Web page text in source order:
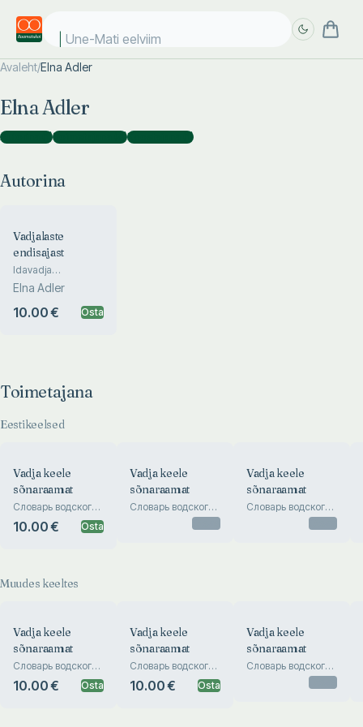
Une-Mati eelviimas
Avaleht/Elna Adler
Elna Adler
Autorina )Toimetajana )Koostajana )
Autorina
Vadjalaste
endisajast
Idavadja
murdetekste
Elna Adler
10.00 € Osta
Toimetajana
Eestikeelsed
Vadja keele
sõnaraamat
Словарь водского
языка. Slovar
vodskovo jazõka
10.00 € Osta
Vadja keele
sõnaraamat
Словарь водского
Vadja keele
sõnaraamat
Словарь водского
vodskovo jazõka
Muudes keeltes
Vadja keele
sõnaraamat
Словарь водского
языка. Slovar
vodskovo jazõka
10.00 € Osta
Vadja keele
sõnaraamat
Словарь водского
языка. Slovar
vodskovo jazõka
10.00 € Osta
Vadja keele
sõnaraamat
Словарь водского